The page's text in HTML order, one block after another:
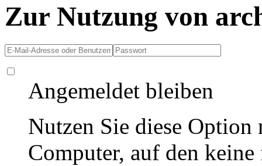
Zur Nutzung von
Angemeldet bleiben
Nutzen Sie diese
Computer, auf den